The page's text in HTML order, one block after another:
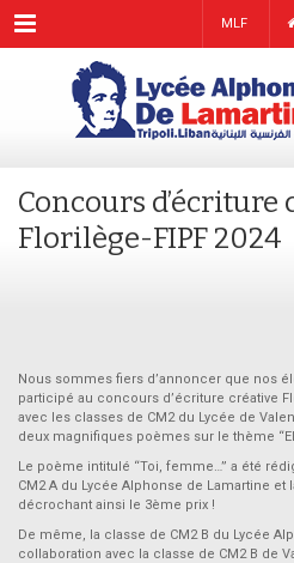
Menu MLF
Concours d’écriture
Florilège-FIPF 2024
Nous sommes fiers d’annoncer que nos
participé au concours d’écriture créative
avec les classes de CM2 du Lycée de
deux magnifiques poèmes sur le thème
Le poème intitulé “Toi, femme…” a été
CM2 A du Lycée Alphonse de Lamartine et
décrochant ainsi le 3ème prix !
De même, la classe de CM2 B du Lycée
collaboration avec la classe de CM2 B de